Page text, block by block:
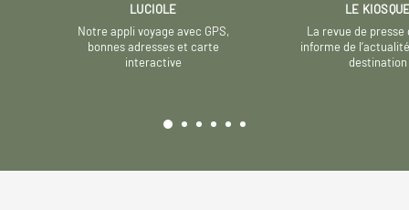
LUCIOLE
Notre appli voyage avec GPS,
bonnes adresses et carte
interactive
LE
La revue de presse
informe de
destination